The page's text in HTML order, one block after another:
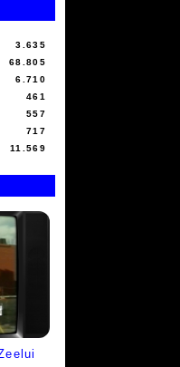
3.635
68.805
6.710
461
557
717
11.569